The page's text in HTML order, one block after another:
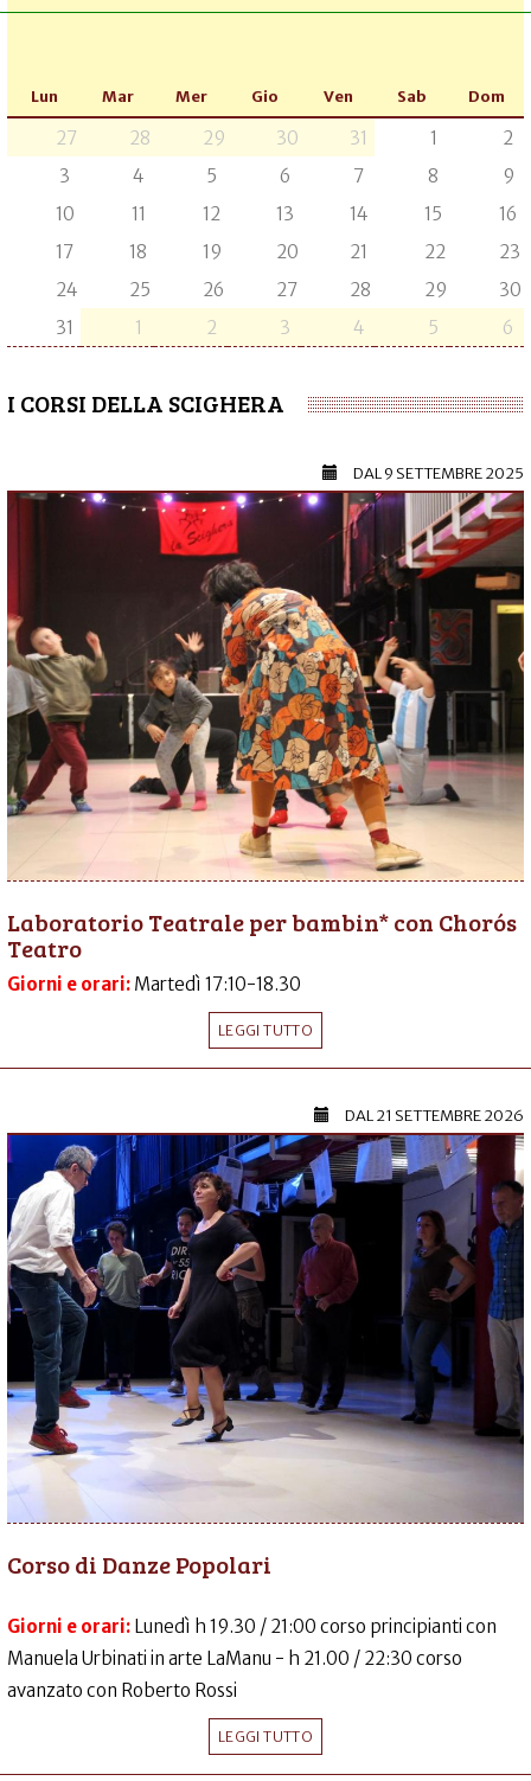
Lun Mar Mer Gio Ven Sab Dom
27 28 29 30 31 1
2
3
4 5 6 7 8
9
10
11 12 13 14 15
16
17
18 19 20 21 22
23
24
25 26 27 28 29
30
31
1 2 3 4 5 6
I CORSI DELLA SCIGHERA
DAL9 SETTEMBRE 2025
Laboratorio Teatrale per bambin* con Chorós
Teatro
Giorni e orari: Martedì 17:10-18.30
LEGGI TUTTO
DAL21 SETTEMBRE 2026
Corso di Danze Popolari
Giorni e orari: Lunedì h 19.30 / 21:00 corso principianti con
Manuela Urbinati in arte LaManu - h 21.00 / 22:30 corso
avanzato con Roberto Rossi
LEGGI TUTTO